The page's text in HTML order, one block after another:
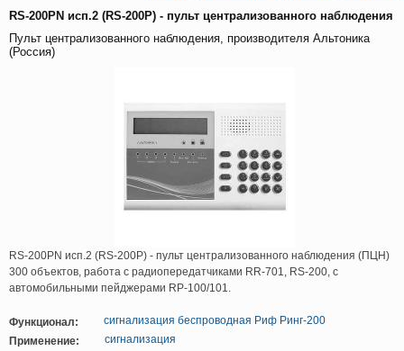
RS-200PN исп.2 (RS-200P) - пульт централизованного наблюдения
Пульт централизованного наблюдения, производителя Альтоника
(Россия)
RS-200PN исп.2 (RS-200P) - пульт централизованного наблюдения (ПЦН)
300 объектов, работа с радиопередатчиками RR-701, RS-200, с
автомобильными пейджерами RP-100/101.
Функционал:
сигнализация беспроводная Риф Ринг-200
Применение:
сигнализация